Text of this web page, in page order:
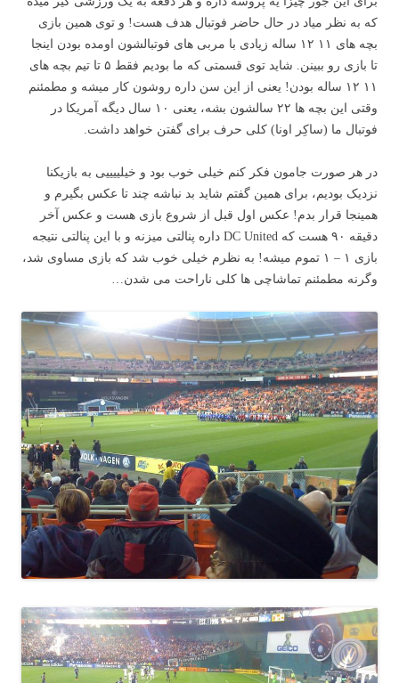
که به نظر میاد در حال حاضر فوتبال هدف هست! و توی همین بازی
بچه های ۱۱ ۱۲ ساله زیادی با مربی های فوتبالشون اومده بودن اینجا
تا بازی رو ببینن. شاید توی قسمتی که ما بودیم فقط ۵ تا تیم بچه های
۱۱ ۱۲ ساله بودن! یعنی از این سن داره روشون کار میشه و مطمئنم
وقتی این بچه ها ۲۲ سالشون بشه، یعنی ۱۰ سال دیگه آمریکا در
فوتبال ما (ساکِر اونا) کلی حرف برای گفتن خواهد داشت.
در هر صورت جامون فکر کنم خیلی خوب بود و خیلییییی به بازیکنا
نزدیک بودیم، برای همین گفتم شاید بد نباشه چند تا عکس بگیرم و
همینجا قرار بدم! عکس اول قبل از شروع بازی هست و عکس آخر
دقیقه ۹۰ هست که DC United داره پنالتی میزنه و با این پنالتی نتیجه
بازی ۱ – ۱ تموم میشه! به نظرم خیلی خوب شد که بازی مساوی شد،
وگرنه مطمئنم تماشاچی ها کلی ناراحت می شدن…